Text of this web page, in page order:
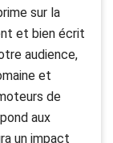
sur la
et bien écrit
audience,
et
de
aux
un impact